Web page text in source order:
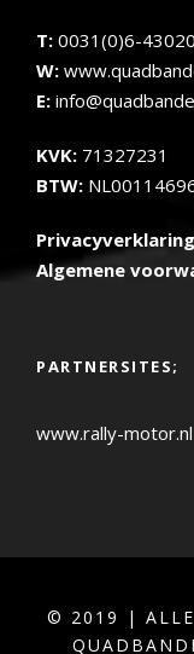
T: 0031(0)6-
W:
E:
KVK: 71327231
BTW:
Privacyverklaring
Algemene
PARTNERSITES;
www.rally-motor.nl
© 2019 | ALLE